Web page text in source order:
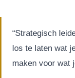
“Strategisch
los te laten wat
maken voor wat